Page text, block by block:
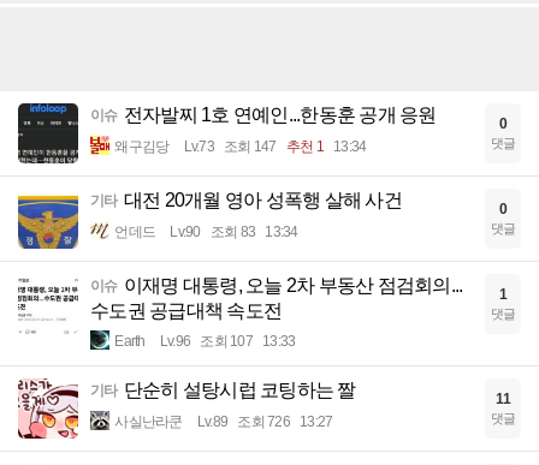
이슈 전자발찌 1호 연예인...한동훈 공개 응원
왜구김당 Lv.73 조회 147 추천 1 13:34
0
댓글
기타 대전 20개월 영아 성폭행 살해 사건
언데드 Lv.90 조회 83 13:34
0
댓글
이슈 이재명 대통령, 오늘 2차 부동산 점검회의...
수도권 공급대책 속도전
Earth Lv.96 조회 107 13:33
1
댓글
기타 단순히 설탕시럽 코팅하는 짤
사실난라쿤 Lv.89 조회 726 13:27
11
댓글